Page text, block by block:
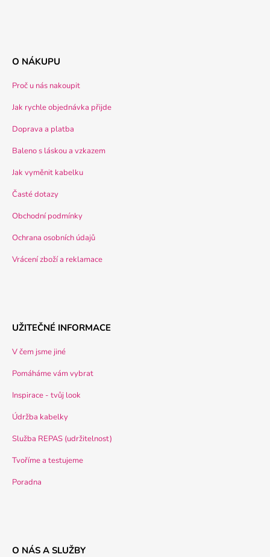
O NÁKUPU
Proč u nás nakoupit
Jak rychle objednávka přijde
Doprava a platba
Baleno s láskou a vzkazem
Jak vyměnit kabelku
Časté dotazy
Obchodní podmínky
Ochrana osobních údajů
Vrácení zboží a reklamace
UŽITEČNÉ INFORMACE
V čem jsme jiné
Pomáháme vám vybrat
Inspirace - tvůj look
Údržba kabelky
Služba REPAS (udržitelnost)
Tvoříme a testujeme
Poradna
O NÁS A SLUŽBY